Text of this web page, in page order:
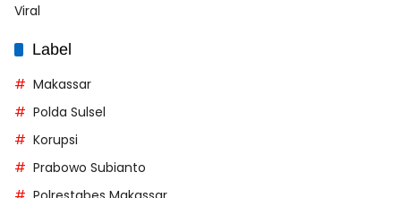
Viral
Label
Makassar
Polda Sulsel
Korupsi
Prabowo Subianto